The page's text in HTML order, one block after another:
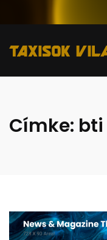
Címke: bti